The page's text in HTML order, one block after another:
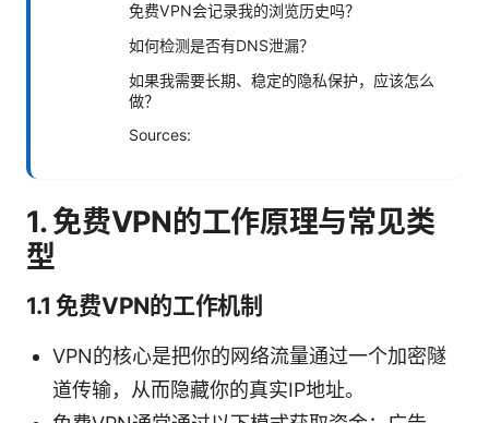
免费VPN会记录我的浏览历史吗？
如何检测是否有DNS泄漏？
如果我需要长期、稳定的隐私保护，应该怎么
做？
Sources:
1. 免费VPN的工作原理与常见类
型
1.1 免费VPN的工作机制
VPN的核心是把你的网络流量通过一个加密隧
道传输，从而隐藏你的真实IP地址。